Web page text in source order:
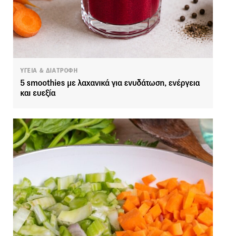
ΥΓΕΙΑ & ΔΙΑΤΡΟΦΗ
5 smoothies με λαχανικά για ενυδάτωση, ενέργεια
και ευεξία